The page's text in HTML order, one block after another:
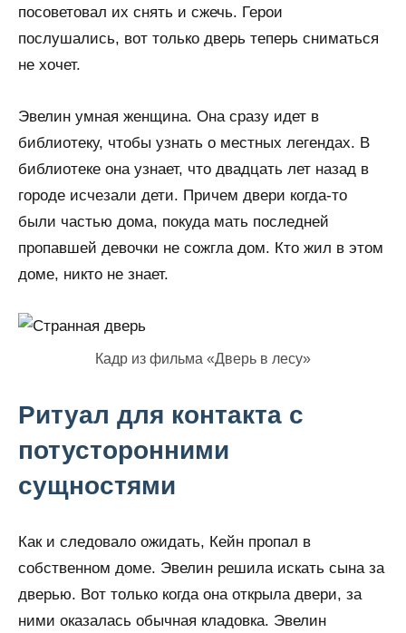
посоветовал их снять и сжечь. Герои
послушались, вот только дверь теперь сниматься
не хочет.
Эвелин умная женщина. Она сразу идет в
библиотеку, чтобы узнать о местных легендах. В
библиотеке она узнает, что двадцать лет назад в
городе исчезали дети. Причем двери когда-то
были частью дома, покуда мать последней
пропавшей девочки не сожгла дом. Кто жил в этом
доме, никто не знает.
Кадр из фильма «Дверь в лесу»
Ритуал для контакта с
потусторонними
сущностями
Как и следовало ожидать, Кейн пропал в
собственном доме. Эвелин решила искать сына за
дверью. Вот только когда она открыла двери, за
ними оказалась обычная кладовка. Эвелин